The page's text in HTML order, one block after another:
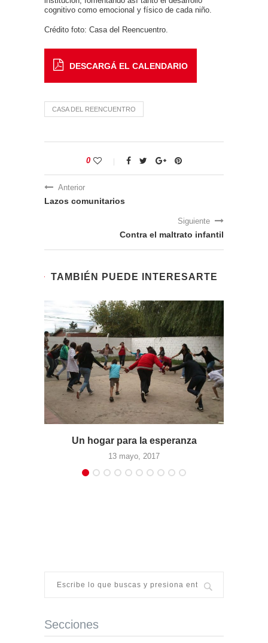
cognitivo como emocional y físico de cada niño.
Crédito foto: Casa del Reencuentro.
DESCARGÁ EL CALENDARIO
CASA DEL REENCUENTRO
0
Anterior
Lazos comunitarios
Siguiente
Contra el maltrato infantil
TAMBIÉN PUEDE INTERESARTE
Un hogar para la esperanza
13 mayo, 2017
Secciones